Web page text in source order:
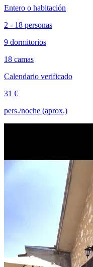
Entero o habitación
2 - 18 personas
9 dormitorios
18 camas
Calendario verificado
31 €
pers./noche (aprox.)